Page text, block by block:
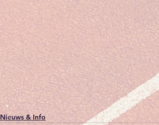
Nieuws & Info